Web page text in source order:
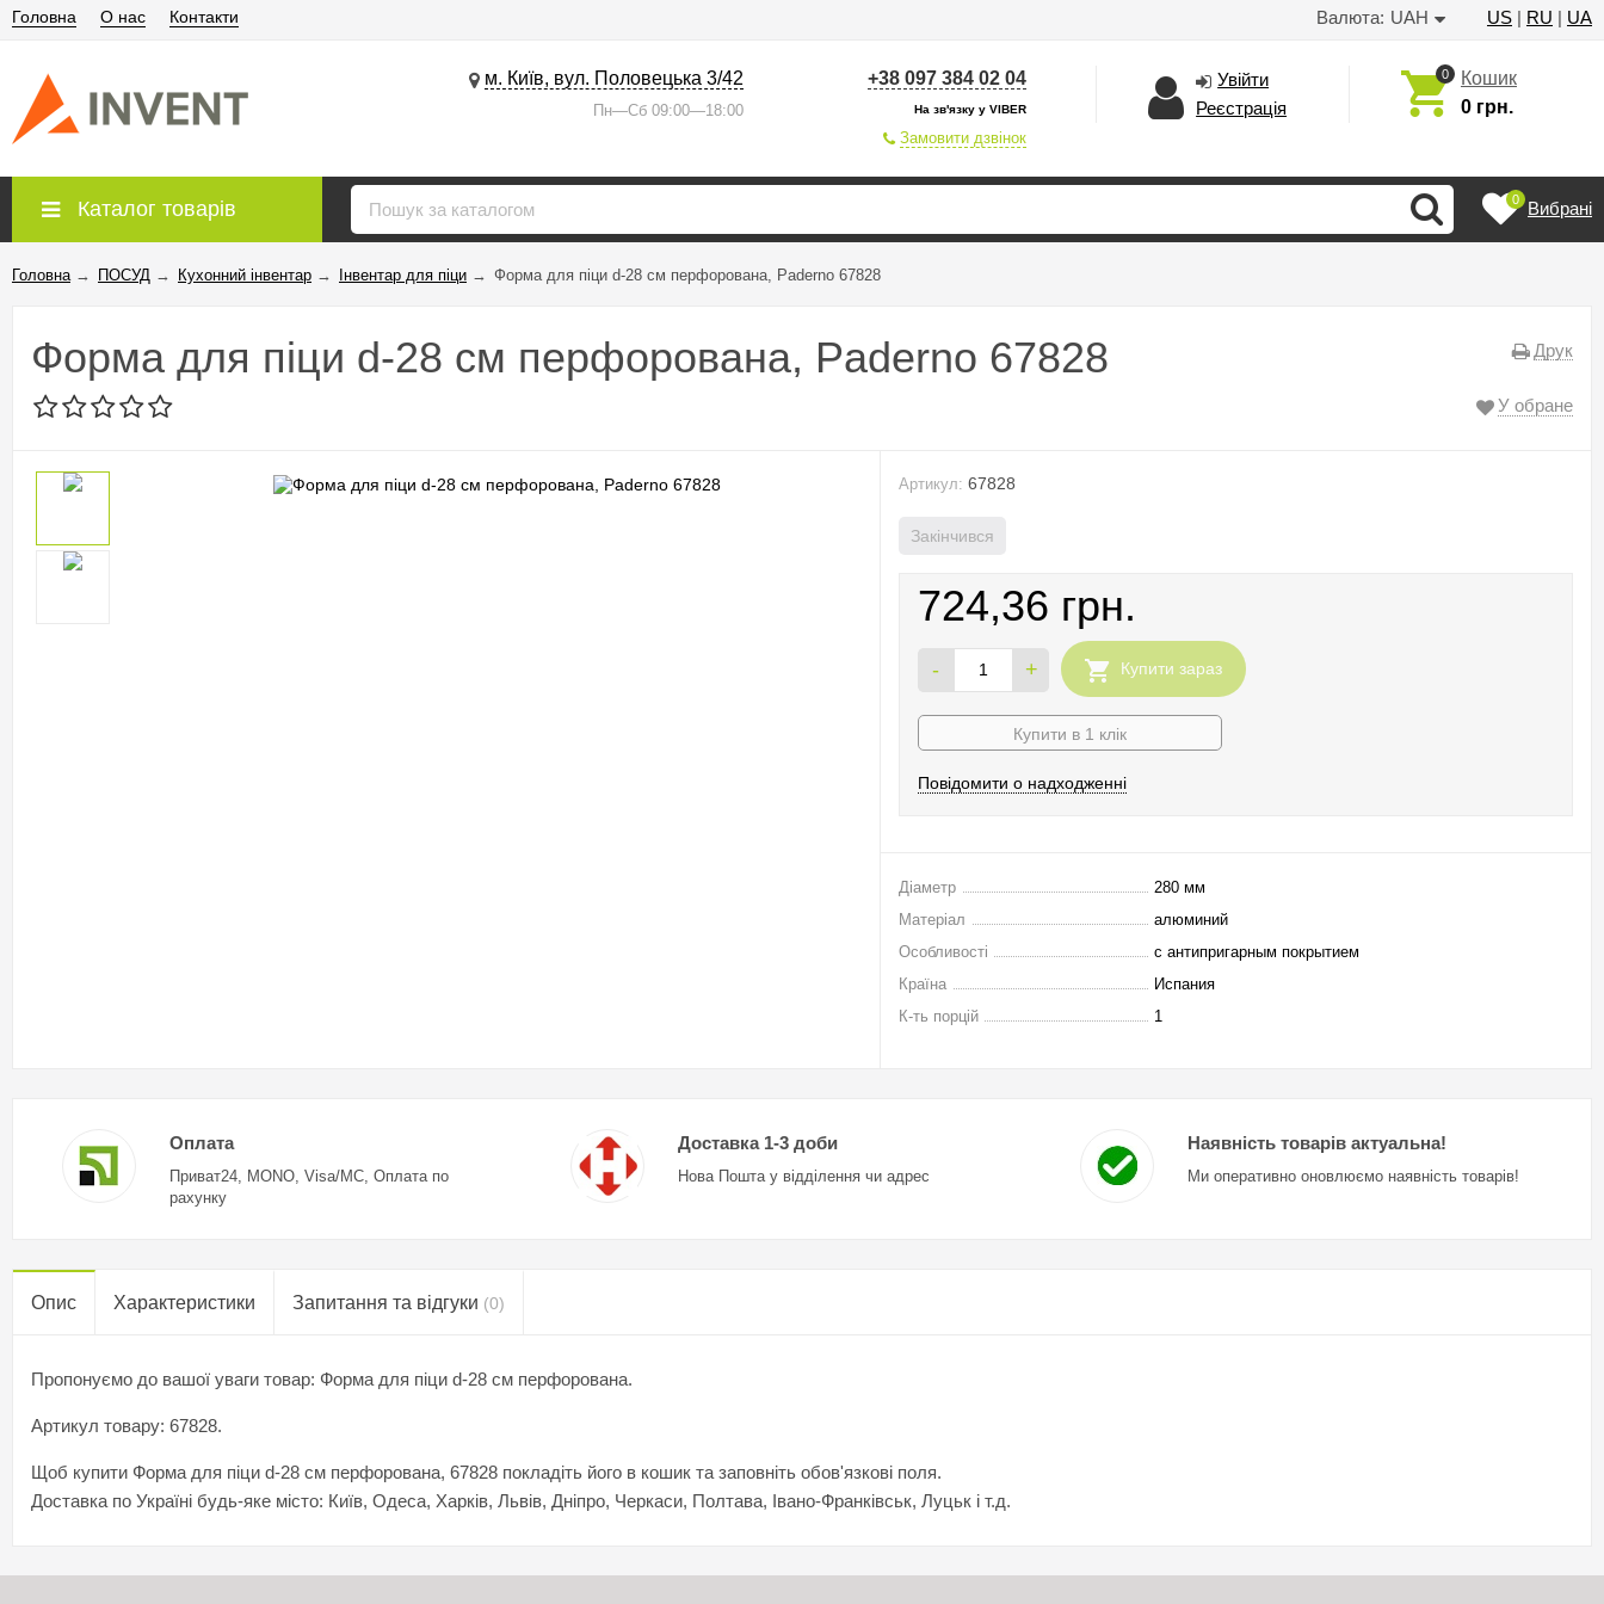
Валюта: UAH US | RU | UA
Головна О нас Контакти
м. Київ, вул. Половецька 3/42
Пн—Сб 09:00—18:00
+38 097 384 02 04
На зв'язку у VIBER
Замовити дзвінок
Увійти
Реєстрація
0
Кошик
0 грн.
Каталог товарів 0 Вибрані
Головна → ПОСУД → Кухонний інвентар → Інвентар для піци → Форма для піци d-28 см перфорована, Paderno 67828
Друк
Форма для піци d-28 см перфорована, Paderno 67828
У обране
Артикул: 67828
Закінчився
724,36 грн.
- + Купити зараз
Купити в 1 клік
Повідомити о надходженні
Діаметр
280 мм
Матеріал
алюминий
Особливості
с антипригарным покрытием
Країна
Испания
К-ть порцій
1
Оплата
Приват24, MONO, Visa/MC, Оплата по
рахунку
Доставка 1-3 доби
Нова Пошта у відділення чи адрес
Наявність товарів актуальна!
Ми оперативно оновлюємо наявність товарів!
Опис Характеристики Запитання та відгуки (0)
Пропонуємо до вашої уваги товар: Форма для піци d-28 см перфорована.
Артикул товару: 67828.
Щоб купити Форма для піци d-28 см перфорована, 67828 покладіть його в кошик та заповніть обов'язкові поля.
Доставка по Україні будь-яке місто: Київ, Одеса, Харків, Львів, Дніпро, Черкаси, Полтава, Івано-Франківськ, Луцьк і т.д.